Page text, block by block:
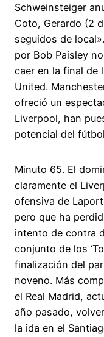
Schweinsteiger
Coto, Gerardo (2
seguidos de
por Bob Paisley
caer en la final de
United.
ofreció un
Liverpool, han
potencial del
Minuto 65. El
claramente el
ofensiva de
pero que ha
intento de contra
conjunto de los
finalización del
noveno. Más
el Real Madrid,
año pasado,
la ida en el